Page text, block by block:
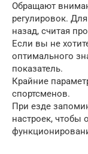
Обращают
регулировок.
назад, считая
Если вы не
оптимального
показатель.
Крайние
спортсменов.
При езде
настроек, чтобы